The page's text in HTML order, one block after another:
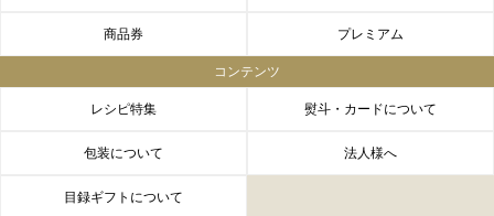
商品券 プレミアム
コンテンツ
レシピ特集 熨斗・カードについて
包装について 法人様へ
目録ギフトについて